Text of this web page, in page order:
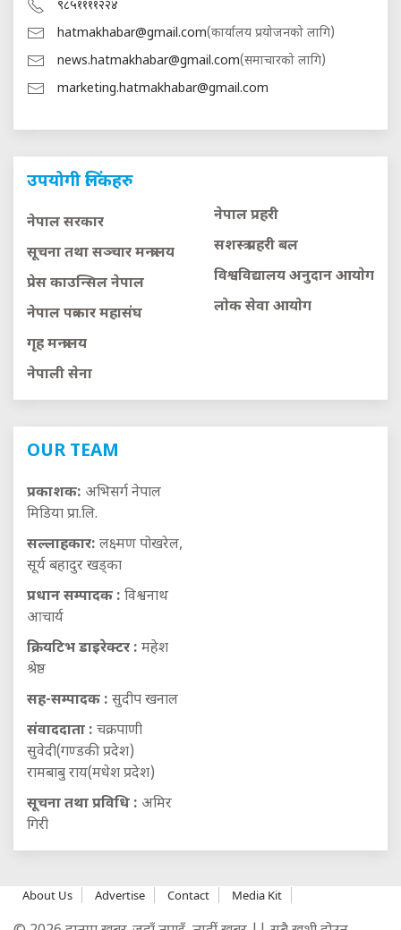
९८५११११२२४
hatmakhabar@gmail.com(कार्यालय प्रयोजनको लागि)
news.hatmakhabar@gmail.com(समाचारको लागि)
marketing.hatmakhabar@gmail.com
उपयोगी लिंकहरु
नेपाल सरकार
सूचना तथा सञ्चार मन्त्रालय
प्रेस काउन्सिल नेपाल
नेपाल पत्रकार महासंघ
गृह मन्त्रालय
नेपाली सेना
नेपाल प्रहरी
सशस्त्र प्रहरी बल
विश्वविद्यालय अनुदान आयाेग
लाेक सेवा आयाेग
OUR TEAM
प्रकाशक: अभिसर्ग नेपाल
मिडिया प्रा.लि.
सल्लाहकार: लक्ष्मण पोखरेल,
सूर्य बहादुर खड्का
प्रधान सम्पादक : विश्वनाथ
आचार्य
क्रियटिभ डाइरेक्टर : महेश
श्रेष्ठ
सह-सम्पादक : सुदीप खनाल
संवाददाता : चक्रपाणी
सुवेदी(गण्डकी प्रदेश)
रामबाबु राय(मधेश प्रदेश)
सूचना तथा प्रविधि : अमिर
गिरी
About Us Advertise Contact Media Kit